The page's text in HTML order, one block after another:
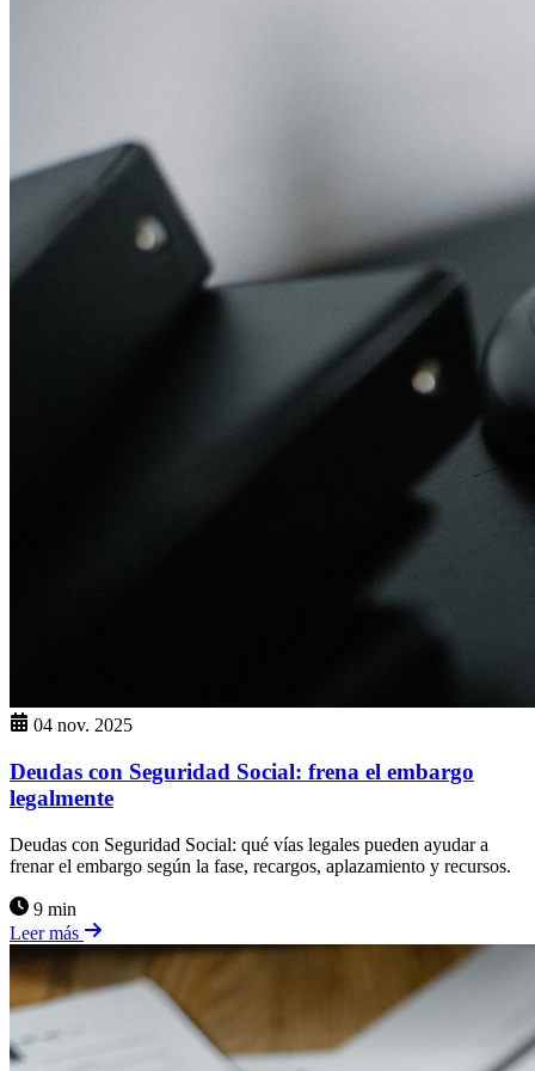
04 nov. 2025
Deudas con Seguridad Social: frena el embargo
legalmente
Deudas con Seguridad Social: qué vías legales pueden ayudar a
frenar el embargo según la fase, recargos, aplazamiento y recursos.
9 min
Leer más